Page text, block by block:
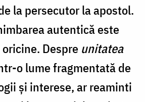
la persecutor la apostol.
autentică este
Despre unitatea
o lume fragmentată de
și interese, ar reaminti